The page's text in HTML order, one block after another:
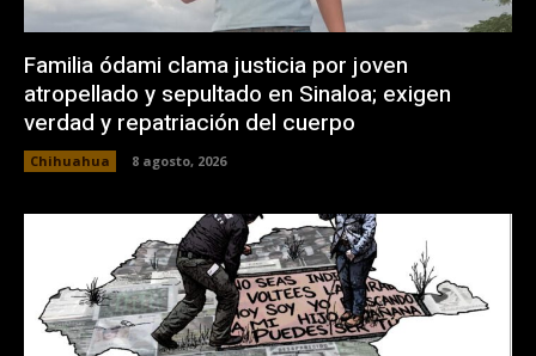
Familia ódami clama justicia por joven
atropellado y sepultado en Sinaloa; exigen
verdad y repatriación del cuerpo
Chihuahua 8 agosto, 2026